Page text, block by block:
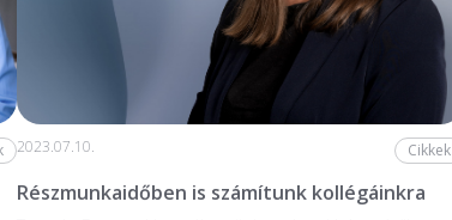
2023.07.10. Cikkek
Részmunkaidőben is számítunk kollégáinkra